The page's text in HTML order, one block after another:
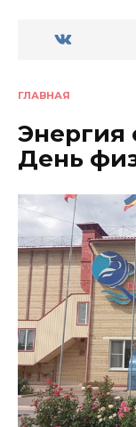
ГЛАВНАЯ
Энергия
День